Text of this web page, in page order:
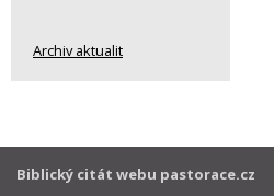
Archiv aktualit
Biblický citát webu pastorace.cz